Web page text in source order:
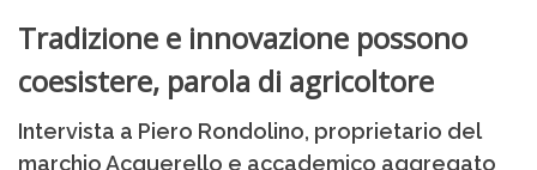
Tradizione e innovazione possono
coesistere, parola di agricoltore
Intervista a Piero Rondolino, proprietario del
marchio Acquerello e accademico aggregato